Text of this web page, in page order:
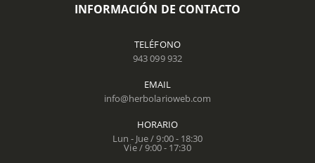
INFORMACIÓN DE CONTACTO
TELÉFONO
943 099 932
EMAIL
info@herbolarioweb.com
HORARIO
Lun - Jue / 9:00 - 18:30
Vie / 9:00 - 17:30